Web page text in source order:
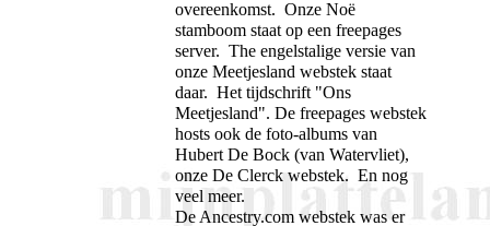
overeenkomst. Onze Noë
stamboom staat op een freepages
server. The engelstalige versie van
onze Meetjesland webstek staat
daar. Het tijdschrift "Ons
Meetjesland". De freepages webstek
hosts ook de foto-albums van
Hubert De Bock (van Watervliet),
onze De Clerck webstek. En nog
veel meer.
De Ancestry.com webstek was er